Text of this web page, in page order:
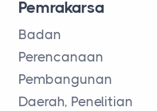
Pemrakarsa
Badan
Perencanaan
Pembangunan
Daerah, Penelitian